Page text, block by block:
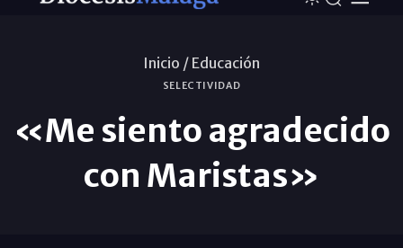
Inicio / Educación
SELECTIVIDAD
«Me siento agradecido
con Maristas»